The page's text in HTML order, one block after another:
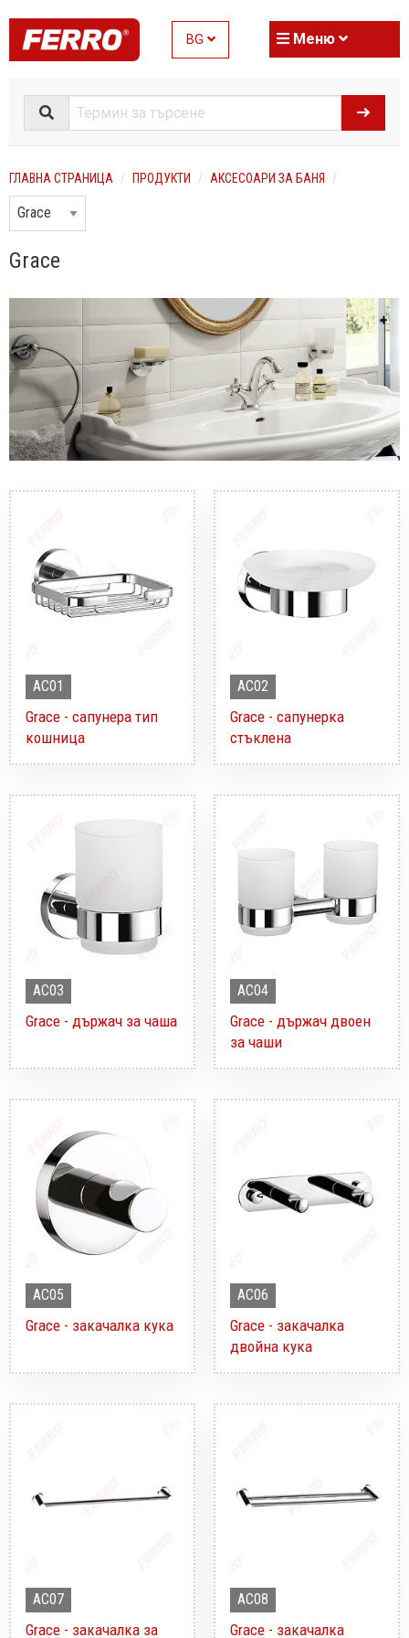
BG Меню
ГЛАВНА СТРАНИЦА ПРОДУКТИ АКСЕСОАРИ ЗА БАНЯ
Grace
AC01
Grace - сапунера тип
кошница
AC02
Grace - сапунерка
стъклена
AC03
Grace - държач за чаша
AC04
Grace - държач двоен
за чаши
AC05
Grace - закачалка кука
AC06
Grace - закачалка
двойна кука
AC07
Grace - закачалка за
AC08
Grace - закачалка